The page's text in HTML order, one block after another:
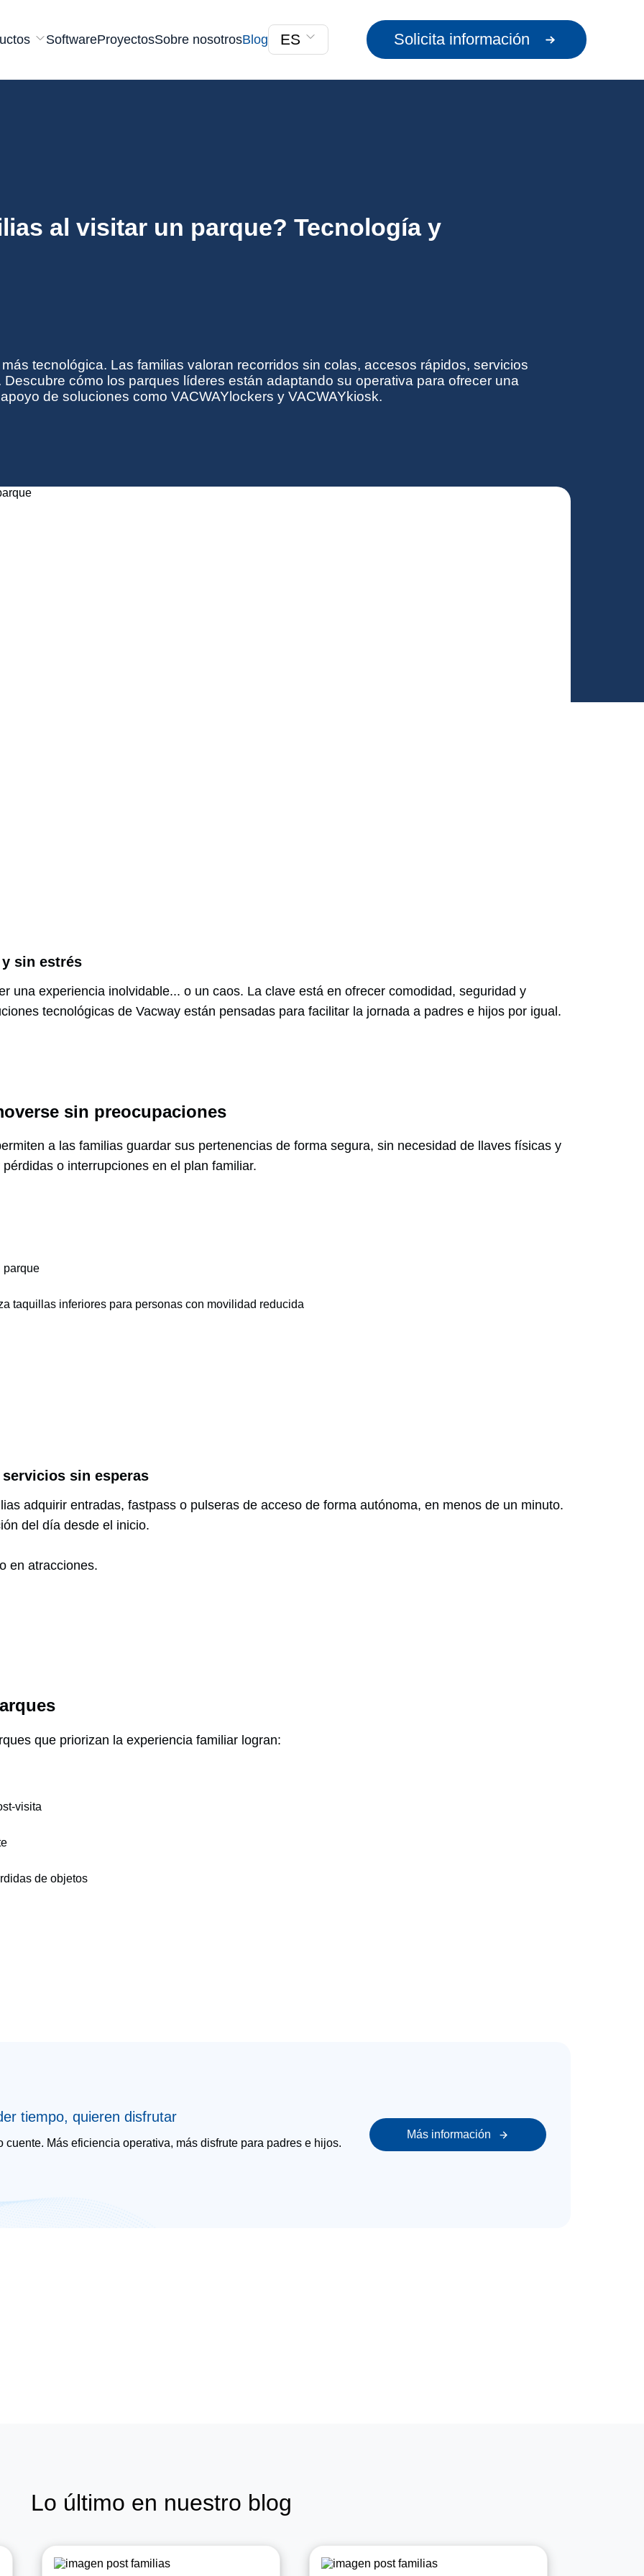
SoftwareProyectosSobre nosotrosBlog ES Solicita información
al visitar un parque? Tecnología y
tecnológica. Las familias valoran recorridos sin colas, accesos rápidos, servicios
cómo los parques líderes están adaptando su operativa para ofrecer una
de soluciones como VACWAYlockers y VACWAYkiosk.
sin estrés
una experiencia inolvidable... o un caos. La clave está en ofrecer comodidad, seguridad y
tecnológicas de Vacway están pensadas para facilitar la jornada a padres e hijos por igual.
sin preocupaciones
a las familias guardar sus pertenencias de forma segura, sin necesidad de llaves físicas y
o interrupciones en el plan familiar.
parque
taquillas inferiores para personas con movilidad reducida
servicios sin esperas
adquirir entradas, fastpass o pulseras de acceso de forma autónoma, en menos de un minuto.
del día desde el inicio.
en atracciones.
que priorizan la experiencia familiar logran:
visita
de objetos
tiempo, quieren disfrutar
cuente. Más eficiencia operativa, más disfrute para padres e hijos.
Más información
Lo último en nuestro blog